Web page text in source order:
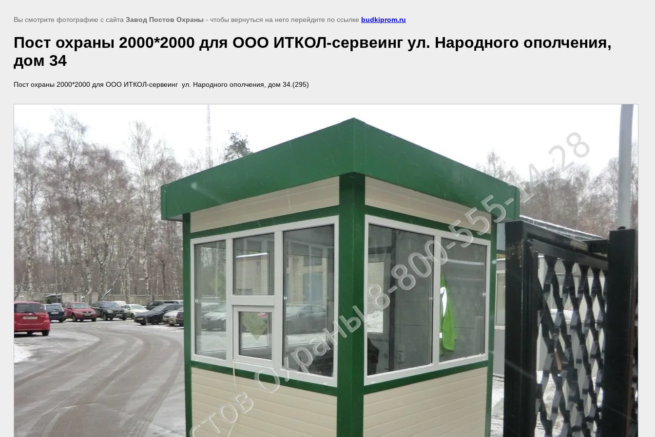
Вы смотрите фотографию с сайта Завод Постов Охраны - чтобы вернуться на него перейдите по ссылке budkiprom.ru
Пост охраны 2000*2000 для ООО ИТКОЛ-сервеинг ул. Народного ополчения,
дом 34
Пост охраны 2000*2000 для ООО ИТКОЛ-сервеинг ул. Народного ополчения, дом 34.(295)